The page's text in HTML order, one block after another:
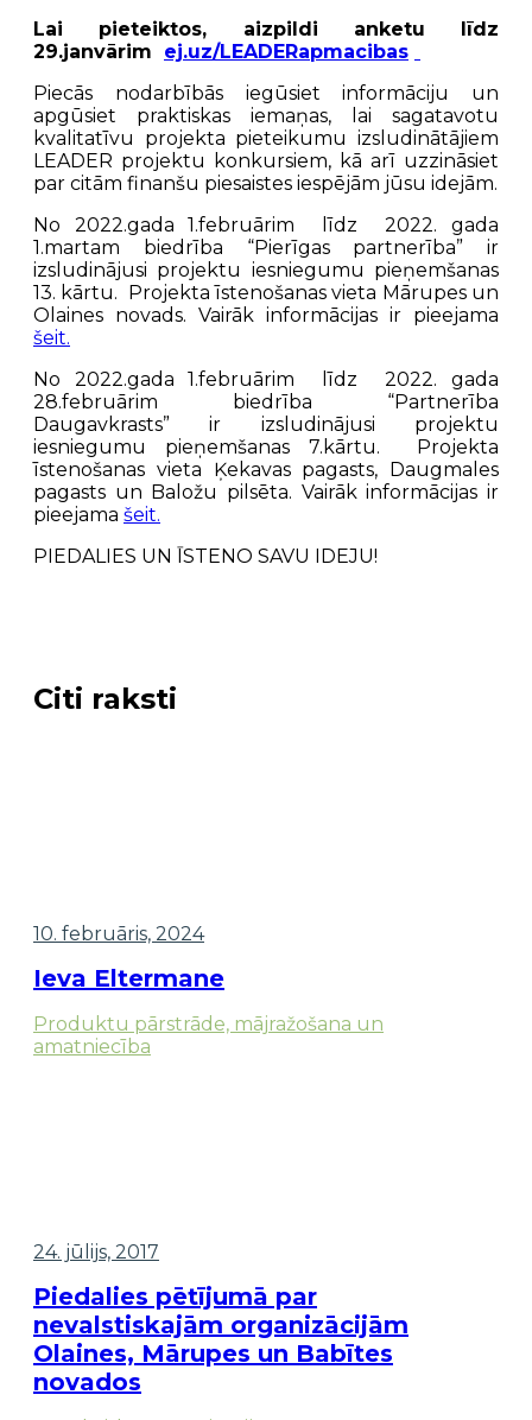
Lai pieteiktos, aizpildi anketu līdz
29.janvārim ej.uz/LEADERapmacibas
Piecās nodarbībās iegūsiet informāciju un
apgūsiet praktiskas iemaņas, lai sagatavotu
kvalitatīvu projekta pieteikumu izsludinātājiem
LEADER projektu konkursiem, kā arī uzzināsiet
par citām finanšu piesaistes iespējām jūsu idejām.
No 2022.gada 1.februārim līdz 2022. gada
1.martam biedrība “Pierīgas partnerība” ir
izsludinājusi projektu iesniegumu pieņemšanas
13. kārtu. Projekta īstenošanas vieta Mārupes un
Olaines novads. Vairāk informācijas ir pieejama
šeit.
No 2022.gada 1.februārim līdz 2022. gada
28.februārim biedrība “Partnerība
Daugavkrasts” ir izsludinājusi projektu
iesniegumu pieņemšanas 7.kārtu. Projekta
īstenošanas vieta Ķekavas pagasts, Daugmales
pagasts un Baložu pilsēta. Vairāk informācijas ir
pieejama šeit.
PIEDALIES UN ĪSTENO SAVU IDEJU!
Citi raksti
10. februāris, 2024
Ieva Eltermane
Produktu pārstrāde, mājražošana un
amatniecība
24. jūlijs, 2017
Piedalies pētījumā par
nevalstiskajām organizācijām
Olaines, Mārupes un Babītes
novados